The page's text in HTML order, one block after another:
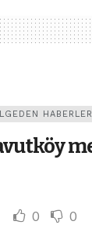
HABERLER
0 0